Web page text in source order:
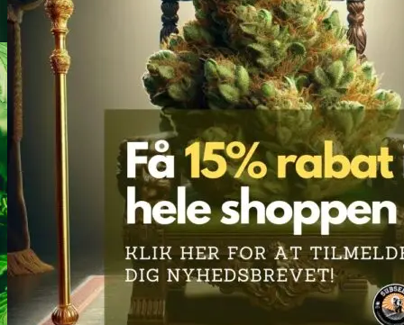
Badesalte renhedstest
LSD
LSD renhedstest
Benzodiazepiner
Benzoer renhedstest
GHB/Hætter
GHB/Hætter renhedstest